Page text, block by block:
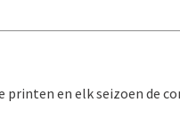
en elk seizoen de